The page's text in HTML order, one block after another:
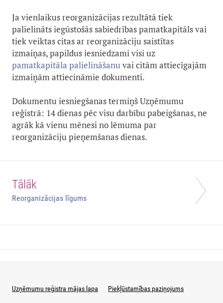
Ja vienlaikus reorganizācijas rezultātā tiek
palielināts iegūstošās sabiedrības pamatkapitāls vai
tiek veiktas citas ar reorganizāciju saistītas
izmaiņas, papildus iesniedzami visi uz
pamatkapitāla palielināšanu vai citām attiecīgajām
izmaiņām attiecināmie dokumenti.
Dokumentu iesniegšanas termiņš Uzņēmumu
reģistrā: 14 dienas pēc visu darbību pabeigšanas, ne
agrāk kā vienu mēnesi no lēmuma par
reorganizāciju pieņemšanas dienas.
Tālāk
Reorganizācijas līgums
Uzņēmumu reģistra mājas lapa Piekļūstamības paziņojums